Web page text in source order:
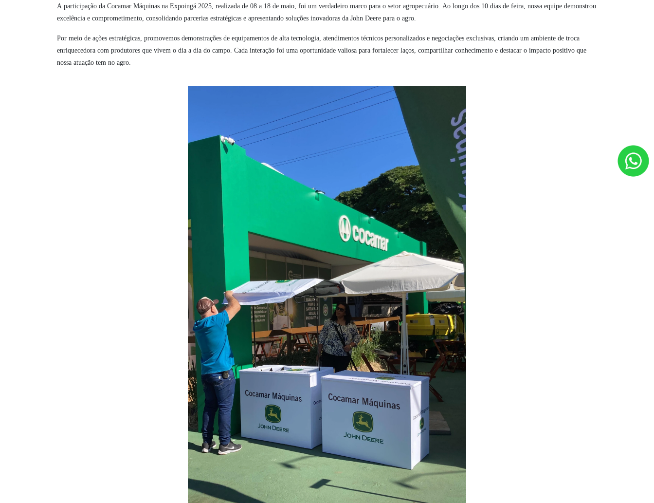
A participação da Cocamar Máquinas na Expoingá 2025, realizada de 08 a 18 de maio, foi um verdadeiro marco para o setor agropecuário. Ao longo dos 10 dias de feira, nossa equipe demonstrou
excelência e comprometimento, consolidando parcerias estratégicas e apresentando soluções inovadoras da John Deere para o agro.
Por meio de ações estratégicas, promovemos demonstrações de equipamentos de alta tecnologia, atendimentos técnicos personalizados e negociações exclusivas, criando um ambiente de troca
enriquecedora com produtores que vivem o dia a dia do campo. Cada interação foi uma oportunidade valiosa para fortalecer laços, compartilhar conhecimento e destacar o impacto positivo que
nossa atuação tem no agro.